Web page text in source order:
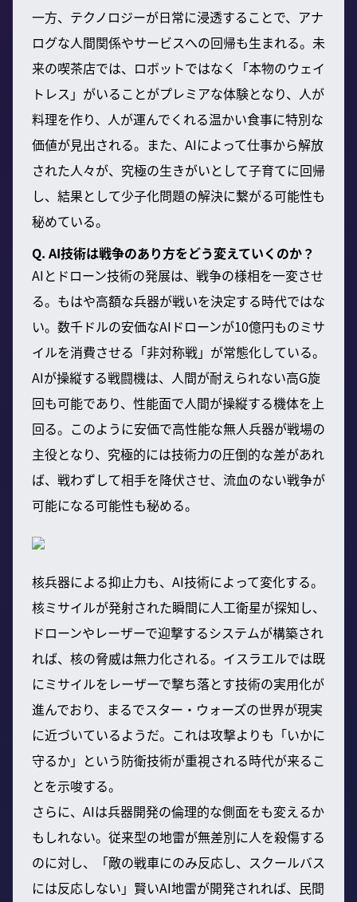
一方、テクノロジーが日常に浸透することで、アナ
ログな人間関係やサービスへの回帰も生まれる。未
来の喫茶店では、ロボットではなく「本物のウェイ
トレス」がいることがプレミアな体験となり、人が
料理を作り、人が運んでくれる温かい食事に特別な
価値が見出される。また、AIによって仕事から解放
された人々が、究極の生きがいとして子育てに回帰
し、結果として少子化問題の解決に繋がる可能性も
秘めている。
Q. AI技術は戦争のあり方をどう変えていくのか？
AIとドローン技術の発展は、戦争の様相を一変させ
る。もはや高額な兵器が戦いを決定する時代ではな
い。数千ドルの安価なAIドローンが10億円ものミサ
イルを消費させる「非対称戦」が常態化している。
AIが操縦する戦闘機は、人間が耐えられない高G旋
回も可能であり、性能面で人間が操縦する機体を上
回る。このように安価で高性能な無人兵器が戦場の
主役となり、究極的には技術力の圧倒的な差があれ
ば、戦わずして相手を降伏させ、流血のない戦争が
可能になる可能性も秘める。
核兵器による抑止力も、AI技術によって変化する。
核ミサイルが発射された瞬間に人工衛星が探知し、
ドローンやレーザーで迎撃するシステムが構築され
れば、核の脅威は無力化される。イスラエルでは既
にミサイルをレーザーで撃ち落とす技術の実用化が
進んでおり、まるでスター・ウォーズの世界が現実
に近づいているようだ。これは攻撃よりも「いかに
守るか」という防衛技術が重視される時代が来るこ
とを示唆する。
さらに、AIは兵器開発の倫理的な側面をも変えるか
もしれない。従来型の地雷が無差別に人を殺傷する
のに対し、「敵の戦車にのみ反応し、スクールバス
には反応しない」賢いAI地雷が開発されれば、民間